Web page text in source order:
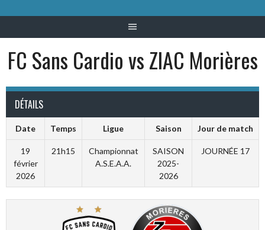
FC Sans Cardio vs ZIAC Morières
DÉTAILS
Date Temps Ligue Saison Jour de match
19
février
2026
21h15
Championnat
A.S.E.A.A.
SAISON
2025-
2026
JOURNÉE 17